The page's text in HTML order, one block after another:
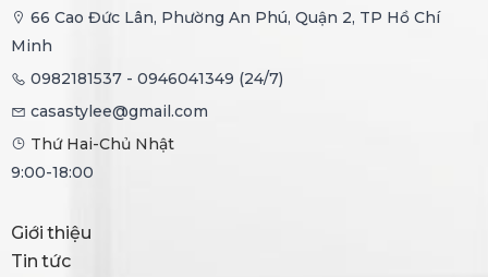
66 Cao Đức Lân, Phường An Phú, Quận 2, TP Hồ Chí
Minh
0982181537 - 0946041349 (24/7)
casastylee@gmail.com
Thứ Hai-Chủ Nhật
9:00-18:00
Giới thiệu
Tin tức